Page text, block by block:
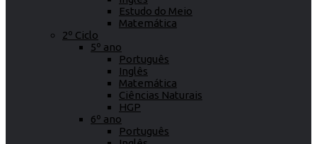
Estudo do Meio
Matemática
2º Ciclo
5º ano
Português
Inglês
Matemática
Ciências Naturais
HGP
6º ano
Português